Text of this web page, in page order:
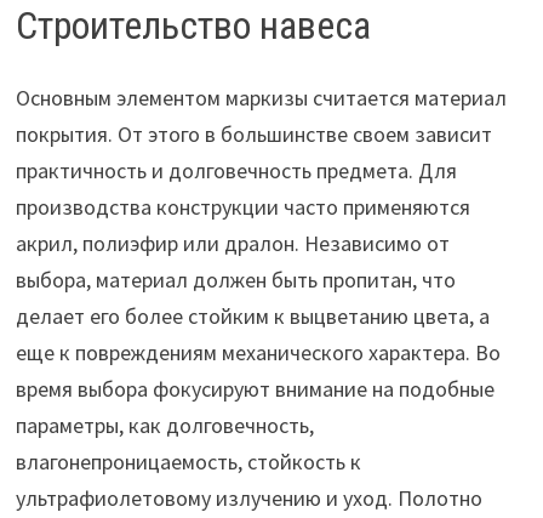
Строительство навеса
Основным элементом маркизы считается материал
покрытия. От этого в большинстве своем зависит
практичность и долговечность предмета. Для
производства конструкции часто применяются
акрил, полиэфир или дралон. Независимо от
выбора, материал должен быть пропитан, что
делает его более стойким к выцветанию цвета, а
еще к повреждениям механического характера. Во
время выбора фокусируют внимание на подобные
параметры, как долговечность,
влагонепроницаемость, стойкость к
ультрафиолетовому излучению и уход. Полотно